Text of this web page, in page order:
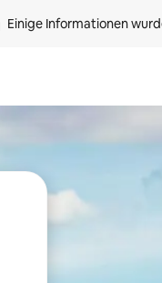
Einige Informationen